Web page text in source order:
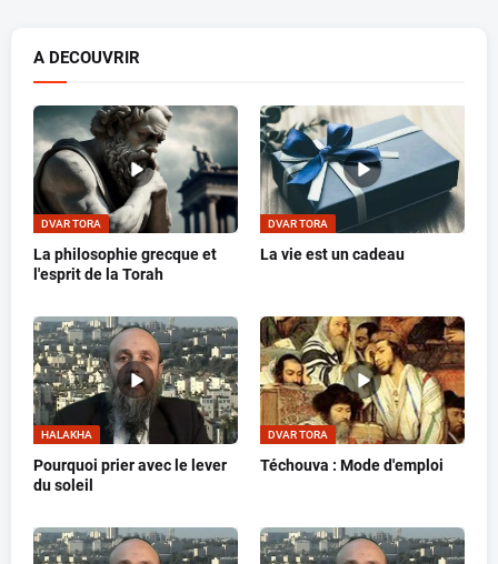
A DECOUVRIR
DVAR TORA
La philosophie grecque et
l'esprit de la Torah
DVAR TORA
La vie est un cadeau
HALAKHA
Pourquoi prier avec le lever
du soleil
DVAR TORA
Téchouva : Mode d'emploi